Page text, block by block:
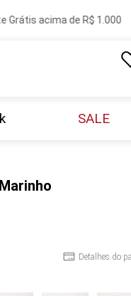
Grátis acima de R$ 1.000
SALE
Detalhes do